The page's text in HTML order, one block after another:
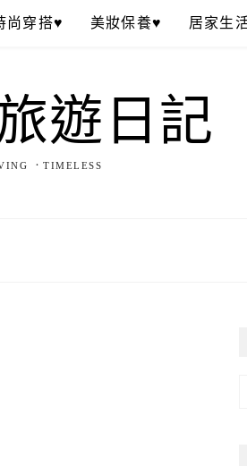
尚穿搭♥ 美妝保養♥ 居家生
遊日記
．TIMELESS